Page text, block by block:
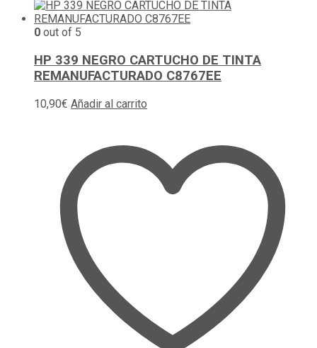
0 out of 5
HP 339 NEGRO CARTUCHO DE TINTA
REMANUFACTURADO C8767EE
10,90€ Añadir al carrito